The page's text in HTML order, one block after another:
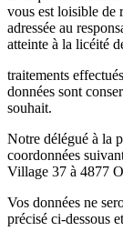
vous est loisible de
adressée au
atteinte à la licéité
traitements
données sont
souhait.
Notre délégué à la
coordonnées
Village 37 à 4877
Vos données ne
précisé ci-dessous